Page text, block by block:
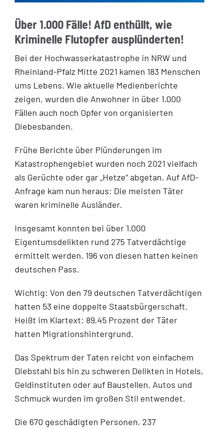
Über 1.000 Fälle! AfD enthüllt, wie
Kriminelle Flutopfer ausplünderten!
Bei der Hochwasserkatastrophe in NRW und
Rheinland-Pfalz Mitte 2021 kamen 183 Menschen
ums Lebens. Wie aktuelle Medienberichte
zeigen, wurden die Anwohner in über 1.000
Fällen auch noch Opfer von organisierten
Diebesbanden.
Frühe Berichte über Plünderungen im
Katastrophengebiet wurden noch 2021 vielfach
als Gerüchte oder gar „Hetze“ abgetan. Auf AfD-
Anfrage kam nun heraus: Die meisten Täter
waren kriminelle Ausländer.
Insgesamt konnten bei über 1.000
Eigentumsdelikten rund 275 Tatverdächtige
ermittelt werden. 196 von diesen hatten keinen
deutschen Pass.
Wichtig: Von den 79 deutschen Tatverdächtigen
hatten 53 eine doppelte Staatsbürgerschaft.
Heißt im Klartext: 89,45 Prozent der Täter
hatten Migrationshintergrund.
Das Spektrum der Taten reicht von einfachem
Diebstahl bis hin zu schweren Delikten in Hotels,
Geldinstituten oder auf Baustellen. Autos und
Schmuck wurden im großen Stil entwendet.
Die 670 geschädigten Personen, 237